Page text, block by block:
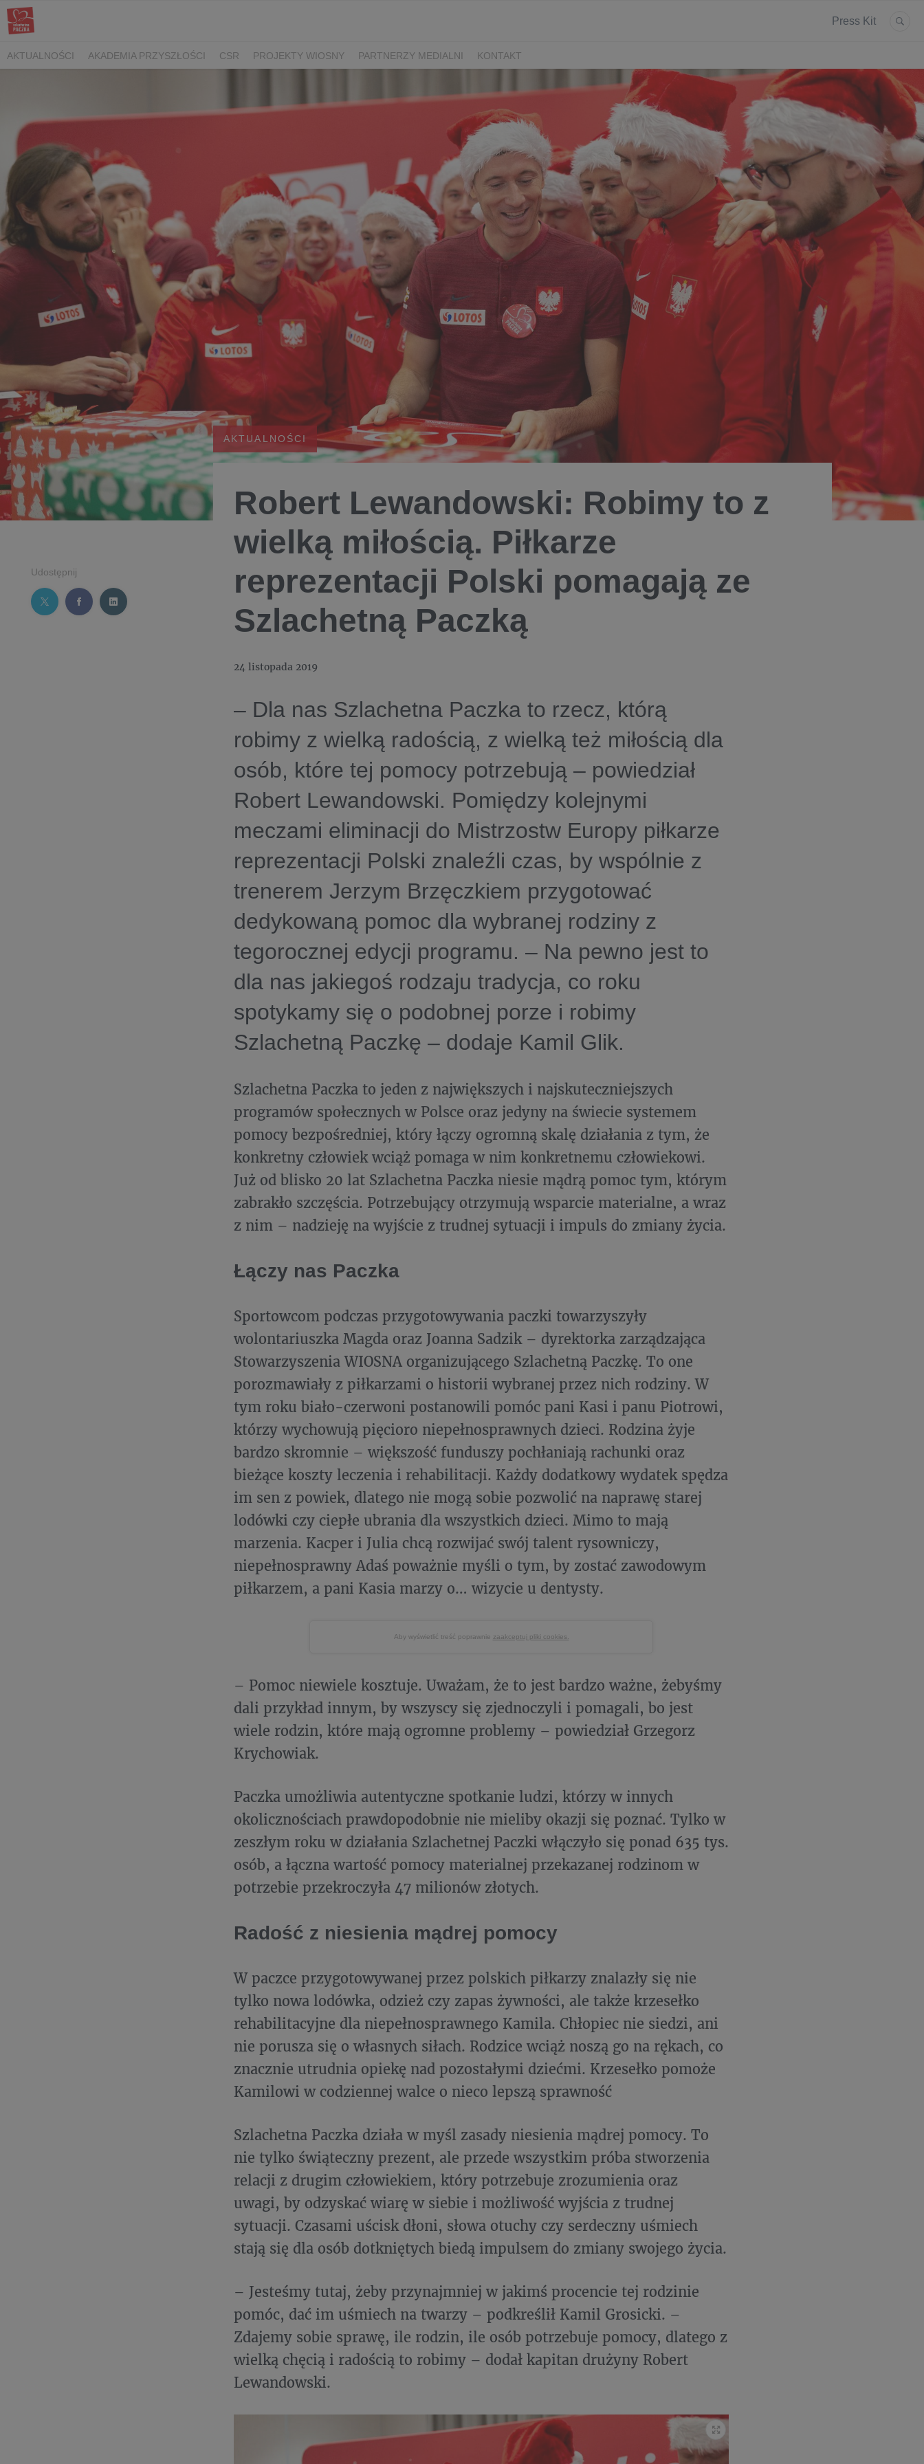
Press Kit
AKTUALNOŚCI AKADEMIA PRZYSZŁOŚCI CSR PROJEKTY WIOSNY PARTNERZY MEDIALNI KONTAKT
Udostępnij
AKTUALNOŚCI
Robert Lewandowski: Robimy to z
wielką miłością. Piłkarze
reprezentacji Polski pomagają ze
Szlachetną Paczką
24 listopada 2019
– Dla nas Szlachetna Paczka to rzecz, którą
robimy z wielką radością, z wielką też miłością dla
osób, które tej pomocy potrzebują – powiedział
Robert Lewandowski. Pomiędzy kolejnymi
meczami eliminacji do Mistrzostw Europy piłkarze
reprezentacji Polski znaleźli czas, by wspólnie z
trenerem Jerzym Brzęczkiem przygotować
dedykowaną pomoc dla wybranej rodziny z
tegorocznej edycji programu. – Na pewno jest to
dla nas jakiegoś rodzaju tradycja, co roku
spotykamy się o podobnej porze i robimy
Szlachetną Paczkę – dodaje Kamil Glik.
Szlachetna Paczka to jeden z największych i najskuteczniejszych
programów społecznych w Polsce oraz jedyny na świecie systemem
pomocy bezpośredniej, który łączy ogromną skalę działania z tym, że
konkretny człowiek wciąż pomaga w nim konkretnemu człowiekowi.
Już od blisko 20 lat Szlachetna Paczka niesie mądrą pomoc tym, którym
zabrakło szczęścia. Potrzebujący otrzymują wsparcie materialne, a wraz
z nim – nadzieję na wyjście z trudnej sytuacji i impuls do zmiany życia.
Łączy nas Paczka
Sportowcom podczas przygotowywania paczki towarzyszyły
wolontariuszka Magda oraz Joanna Sadzik – dyrektorka zarządzająca
Stowarzyszenia WIOSNA organizującego Szlachetną Paczkę. To one
porozmawiały z piłkarzami o historii wybranej przez nich rodziny. W
tym roku biało-czerwoni postanowili pomóc pani Kasi i panu Piotrowi,
którzy wychowują pięcioro niepełnosprawnych dzieci. Rodzina żyje
bardzo skromnie – większość funduszy pochłaniają rachunki oraz
bieżące koszty leczenia i rehabilitacji. Każdy dodatkowy wydatek spędza
im sen z powiek, dlatego nie mogą sobie pozwolić na naprawę starej
lodówki czy ciepłe ubrania dla wszystkich dzieci. Mimo to mają
marzenia. Kacper i Julia chcą rozwijać swój talent rysowniczy,
niepełnosprawny Adaś poważnie myśli o tym, by zostać zawodowym
piłkarzem, a pani Kasia marzy o… wizycie u dentysty.
Aby wyświetlić treść poprawnie zaakceptuj pliki cookies.
– Pomoc niewiele kosztuje. Uważam, że to jest bardzo ważne, żebyśmy
dali przykład innym, by wszyscy się zjednoczyli i pomagali, bo jest
wiele rodzin, które mają ogromne problemy – powiedział Grzegorz
Krychowiak.
Paczka umożliwia autentyczne spotkanie ludzi, którzy w innych
okolicznościach prawdopodobnie nie mieliby okazji się poznać. Tylko w
zeszłym roku w działania Szlachetnej Paczki włączyło się ponad 635 tys.
osób, a łączna wartość pomocy materialnej przekazanej rodzinom w
potrzebie przekroczyła 47 milionów złotych.
Radość z niesienia mądrej pomocy
W paczce przygotowywanej przez polskich piłkarzy znalazły się nie
tylko nowa lodówka, odzież czy zapas żywności, ale także krzesełko
rehabilitacyjne dla niepełnosprawnego Kamila. Chłopiec nie siedzi, ani
nie porusza się o własnych siłach. Rodzice wciąż noszą go na rękach, co
znacznie utrudnia opiekę nad pozostałymi dziećmi. Krzesełko pomoże
Kamilowi w codziennej walce o nieco lepszą sprawność
Szlachetna Paczka działa w myśl zasady niesienia mądrej pomocy. To
nie tylko świąteczny prezent, ale przede wszystkim próba stworzenia
relacji z drugim człowiekiem, który potrzebuje zrozumienia oraz
uwagi, by odzyskać wiarę w siebie i możliwość wyjścia z trudnej
sytuacji. Czasami uścisk dłoni, słowa otuchy czy serdeczny uśmiech
stają się dla osób dotkniętych biedą impulsem do zmiany swojego życia.
– Jesteśmy tutaj, żeby przynajmniej w jakimś procencie tej rodzinie
pomóc, dać im uśmiech na twarzy – podkreślił Kamil Grosicki. –
Zdajemy sobie sprawę, ile rodzin, ile osób potrzebuje pomocy, dlatego z
wielką chęcią i radością to robimy – dodał kapitan drużyny Robert
Lewandowski.